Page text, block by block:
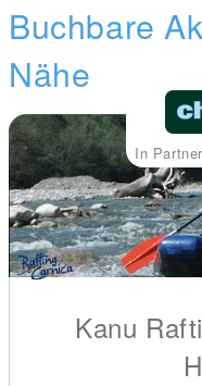
Buchbare
Nähe
In
Kanu